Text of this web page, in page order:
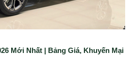
Mới Nhất | Bảng Giá, Khuyến Mại